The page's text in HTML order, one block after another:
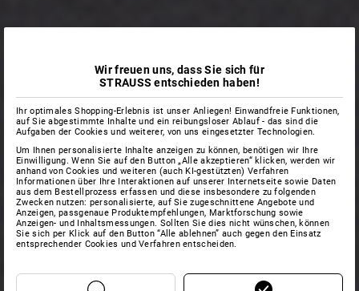
Wir freuen uns, dass Sie sich für
STRAUSS entschieden haben!
Ihr optimales Shopping-Erlebnis ist unser Anliegen! Einwandfreie Funktionen,
auf Sie abgestimmte Inhalte und ein reibungsloser Ablauf - das sind die
Aufgaben der Cookies und weiterer, von uns eingesetzter Technologien.
Um Ihnen personalisierte Inhalte anzeigen zu können, benötigen wir Ihre
Einwilligung. Wenn Sie auf den Button „Alle akzeptieren“ klicken, werden wir
anhand von Cookies und weiteren (auch KI-gestützten) Verfahren
Informationen über Ihre Interaktionen auf unserer Internetseite sowie Daten
aus dem Bestellprozess erfassen und diese insbesondere zu folgenden
Zwecken nutzen: personalisierte, auf Sie zugeschnittene Angebote und
Anzeigen, passgenaue Produktempfehlungen, Marktforschung sowie
Anzeigen- und Inhaltsmessungen. Sollten Sie dies nicht wünschen, können
Sie sich per Klick auf den Button “Alle ablehnen” auch gegen den Einsatz
entsprechender Cookies und Verfahren entscheiden.